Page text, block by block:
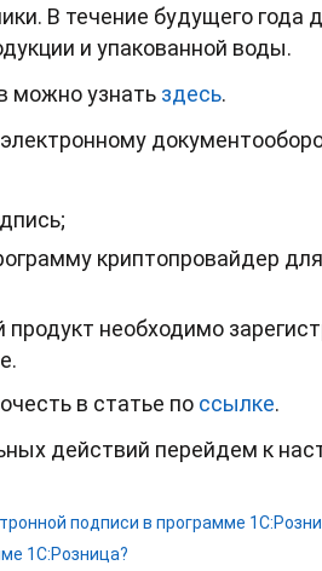
В течение будущего
и упакованной воды.
можно узнать здесь.
криптопровайдер
необходимо
в статье по ссылке.
действий перейдем к
подписи в программе
1С:Розница?